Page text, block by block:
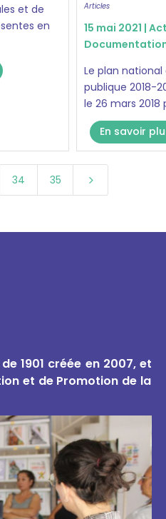
et de
en
Articles
15 mai 2021 |
Le plan
publique 2018-
le 26 mars 2018
En savoir
34 35 5
1901 créée en 2007, et
et de Promotion de la